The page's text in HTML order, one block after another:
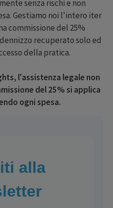
senza rischi e non
Gestiamo noi l'intero iter
commissione del 25%
recuperato solo ed
della pratica.
l'assistenza legale non
del 25% si applica
ogni spesa.